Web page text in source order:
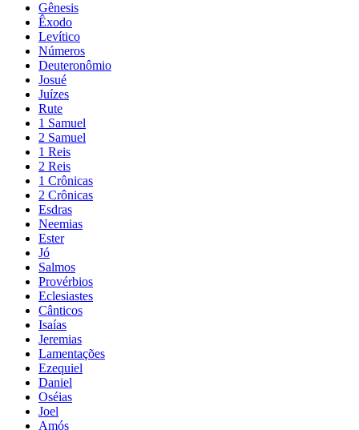
Gênesis
Êxodo
Levítico
Números
Deuteronômio
Josué
Juízes
Rute
1 Samuel
2 Samuel
1 Reis
2 Reis
1 Crônicas
2 Crônicas
Esdras
Neemias
Ester
Jó
Salmos
Provérbios
Eclesiastes
Cânticos
Isaías
Jeremias
Lamentações
Ezequiel
Daniel
Oséias
Joel
Amós